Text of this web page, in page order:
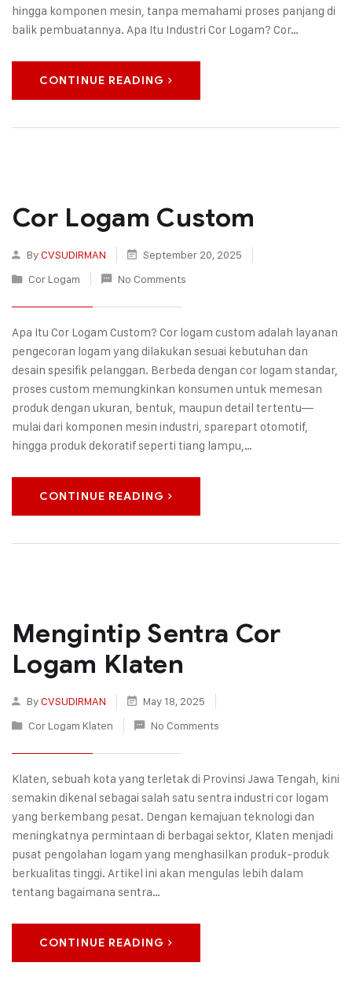
hingga komponen mesin, tanpa memahami proses panjang di
balik pembuatannya. Apa Itu Industri Cor Logam? Cor…
CONTINUE READING
Cor Logam Custom
ByCVSUDIRMAN
September 20, 2025
Cor Logam
No Comments
Apa Itu Cor Logam Custom? Cor logam custom adalah layanan
pengecoran logam yang dilakukan sesuai kebutuhan dan
desain spesifik pelanggan. Berbeda dengan cor logam standar,
proses custom memungkinkan konsumen untuk memesan
produk dengan ukuran, bentuk, maupun detail tertentu—
mulai dari komponen mesin industri, sparepart otomotif,
hingga produk dekoratif seperti tiang lampu,…
CONTINUE READING
Mengintip Sentra Cor
Logam Klaten
ByCVSUDIRMAN
May 18, 2025
Cor Logam Klaten
No Comments
Klaten, sebuah kota yang terletak di Provinsi Jawa Tengah, kini
semakin dikenal sebagai salah satu sentra industri cor logam
yang berkembang pesat. Dengan kemajuan teknologi dan
meningkatnya permintaan di berbagai sektor, Klaten menjadi
pusat pengolahan logam yang menghasilkan produk-produk
berkualitas tinggi. Artikel ini akan mengulas lebih dalam
tentang bagaimana sentra…
CONTINUE READING